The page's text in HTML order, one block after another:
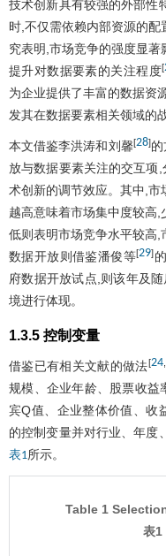
技术创新具有较强的外部性
时,不仅需依赖内部资源的配
究表明,市场竞争的强度显著
提升对数据要素的关注程度[
为企业提供了丰富的数据资
发其在数据要素相关领域的
本文借鉴李洪涛和刘馨[28]的
放与数据要素关注的交互项
术创新的调节效应。其中,
越高意味着市场集中度较高
低则表明市场竞争水平较高
数据开放则借鉴潘俊等[29]
府数据开放试点,则该年及
境进行体现。
1.3.5 控制变量
借鉴已有相关文献的做法[24,
规模、企业年龄、股票收益
宾Q值、企业整体价值、收
的控制变量并对行业、年度
表1所示。
Table 1
表1